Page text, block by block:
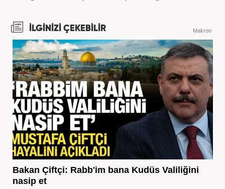
İLGİNİZİ ÇEKEBİLİR Makroo
Bakan Çiftçi: Rabb'im bana Kudüs Valiliğini
nasip et